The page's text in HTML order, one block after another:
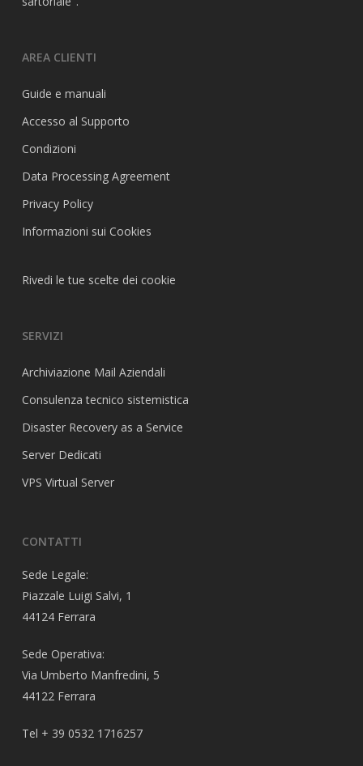
AREA CLIENTI
Guide e manuali
Accesso al Supporto
Condizioni
Data Processing Agreement
Privacy Policy
Informazioni sui Cookies
Rivedi le tue scelte dei cookie
SERVIZI
Archiviazione Mail Aziendali
Consulenza tecnico sistemistica
Disaster Recovery as a Service
Server Dedicati
VPS Virtual Server
CONTATTI
Sede Legale:
Piazzale Luigi Salvi, 1
44124 Ferrara
Sede Operativa:
Via Umberto Manfredini, 5
44122 Ferrara
Tel + 39 0532 1716257